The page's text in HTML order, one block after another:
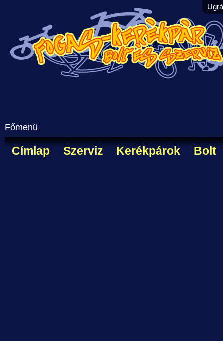
Főmenü
Címlap Szerviz Kerékpárok Bolt